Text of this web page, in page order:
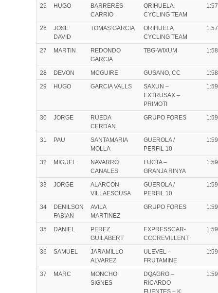
25 HUGO
BARRERES
CARRIO
ORIHUELA
CYCLING TEAM
26
JOSE
DAVID
TOMAS GARCIA
ORIHUELA
CYCLING TEAM
27 MARTIN
REDONDO
GARCIA
TBG-WIXUM
28 DEVON MCGUIRE GUSANO, CC
29
HUGO GARCIA VALLS
SAXUN –
EXTRUSAX –
PRIMOTI
30 JORGE
RUEDA
CERDAN
GRUPO FORES
31 PAU
SANTAMARIA
MOLLA
GUEROLA /
PERFIL 10
32 MIGUEL
NAVARRO
CANALES
LUCTA –
GRANJA RINYA
33 JORGE
ALARCON
VILLAESCUSA
GUEROLA /
PERFIL 10
34
DENILSON
FABIAN
AVILA
MARTINEZ
GRUPO FORES
35 DANIEL
PEREZ
GUILABERT
EXPRESSCAR-
CCCREVILLENT
36 SAMUEL
JARAMILLO
ALVAREZ
ULEVEL –
FRUTAMINE
37 MARC
MONCHO
SIGNES
DQAGRO –
RICARDO
FUENTES – K